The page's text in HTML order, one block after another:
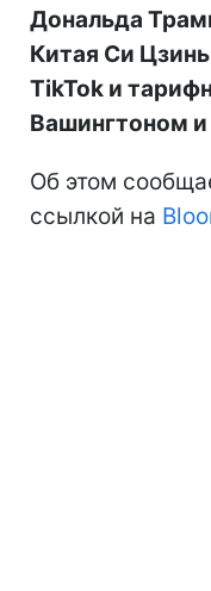
Дональда
Китая Си
TikTok и
Вашингтоном
Об этом
ссылкой на